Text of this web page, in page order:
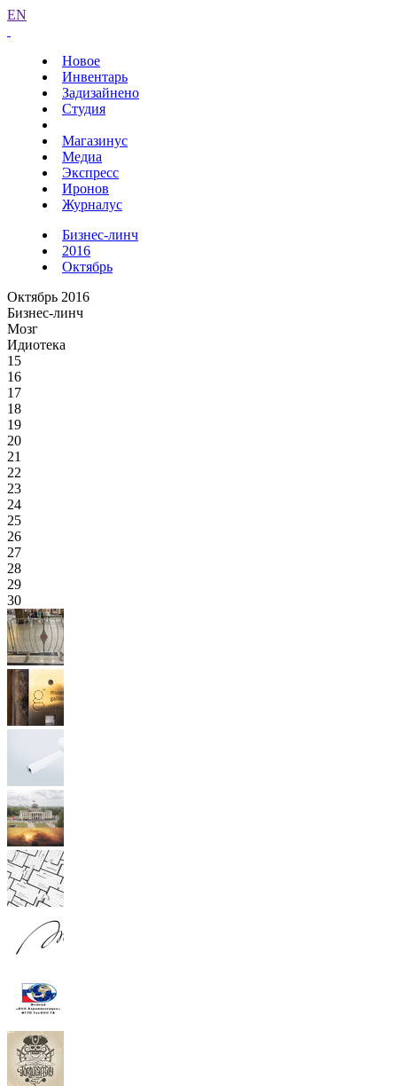
EN
Новое
Инвентарь
Задизайнено
Студия
Магазинус
Медиа
Экспресс
Иронов
Журналус
Бизнес-линч
2016
Октябрь
Октябрь 2016
Бизнес-линч
Мозг
Идиотека
15
16
17
18
19
20
21
22
23
24
25
26
27
28
29
30